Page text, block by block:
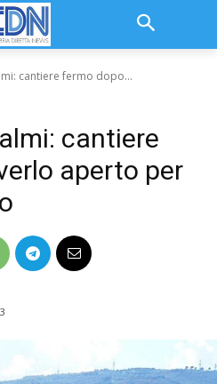
cantiere fermo dopo...
cantiere
aperto per